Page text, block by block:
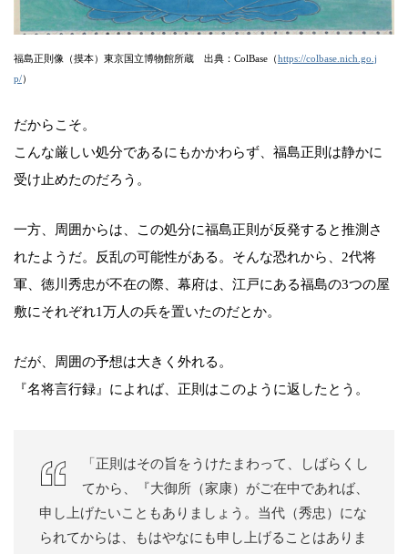
福島正則像（摸本）東京国立博物館所蔵 出典：ColBase（https://colbase.nich.go.j
p/）
だからこそ。
こんな厳しい処分であるにもかかわらず、福島正則は静かに
受け止めたのだろう。
一方、周囲からは、この処分に福島正則が反発すると推測さ
れたようだ。反乱の可能性がある。そんな恐れから、2代将
軍、徳川秀忠が不在の際、幕府は、江戸にある福島の3つの屋
敷にそれぞれ1万人の兵を置いたのだとか。
だが、周囲の予想は大きく外れる。
『名将言行録』によれば、正則はこのように返したとう。
「正則はその旨をうけたまわって、しばらくし
てから、『大御所（家康）がご在中であれば、
申し上げたいこともありましょう。当代（秀忠）にな
られてからは、もはやなにも申し上げることはありま